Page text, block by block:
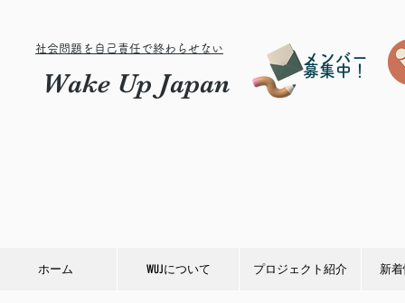
社会問題を自己責任で終わらせない
Wake Up Japan
メンバー
募集中！
ホーム WUJについて プロジェクト紹介 新